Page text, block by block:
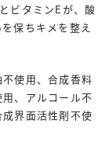
ビタミンEが、酸
保ちキメを整え
使用、合成香料
、アルコール不
界面活性剤不使